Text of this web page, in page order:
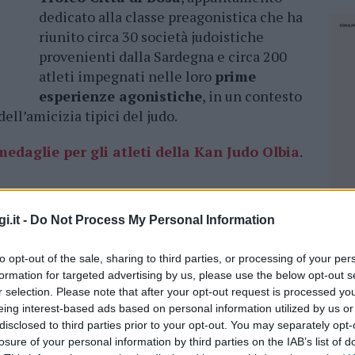
- Do Not Process My Personal Information
opt-out of the sale, sharing to third parties, or processing of your
for targeted advertising by us, please use the below opt-out
selection. Please note that after your opt-out request is processed
interest-based ads based on personal information utilized by us
to third parties prior to your opt-out. You may separately
of your personal information by third parties on the IAB’s list of
dedicato alla classe preagonistica che ha
riunito circa 30 società judoistiche
provenienti dalla Sardegna e circa 200
atleti impegnati nelle loro prime
esperienze agonistiche, in un contesto
tipici del judo.
per gli atleti della Kan Judo Olbia.
atleti olbiesiinseriti nella rappresentativa
. Nel corso della manifestazione sono stati
posti e undici terzi posti, con un
sul gradino più alto del podioNicolas
Carta,Mauro CalvisieCarlo
daEmanuele Iorio,Gabriel
Guà, mentre le medaglie di bronzo sono